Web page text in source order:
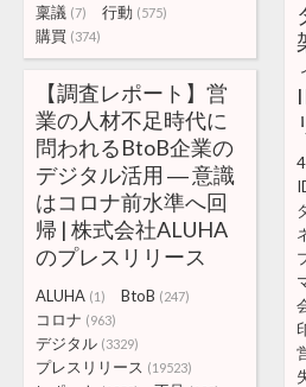
稟議 (7) 行動 (575)
購買 (374)
【調査レポート】営
業の人材不足時代に
問われるBtoB企業の
デジタル活用 ― 意識
はコロナ前水準へ回
帰 | 株式会社ALUHA
のプレスリリース
ALUHA (1) BtoB (247)
コロナ (963)
デジタル (3329)
プレスリリース (19523)